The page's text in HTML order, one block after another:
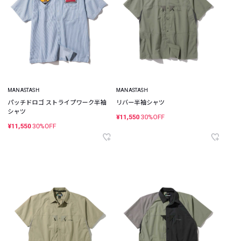
MANASTASH
パッチドロゴ ストライプワーク半袖
シャツ
¥11,550 30%OFF
MANASTASH
リバー半袖シャツ
¥11,550 30%OFF